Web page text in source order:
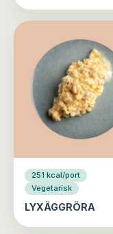
251 kcal/port
Vegetarisk
LYXÄGGRÖRA